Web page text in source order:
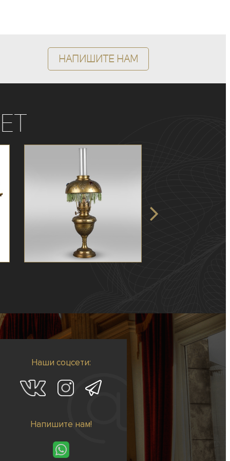
Напишите нам
Наши соцсети:
Напишите нам!